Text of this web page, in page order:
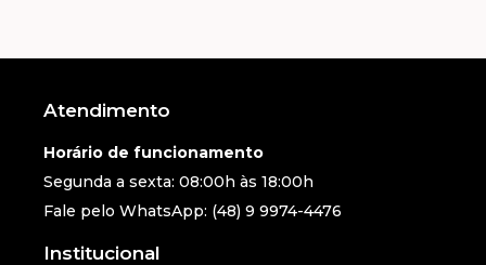
Atendimento
Horário de funcionamento
Segunda a sexta: 08:00h às 18:00h
Fale pelo WhatsApp: (48) 9 9974-4476
Institucional